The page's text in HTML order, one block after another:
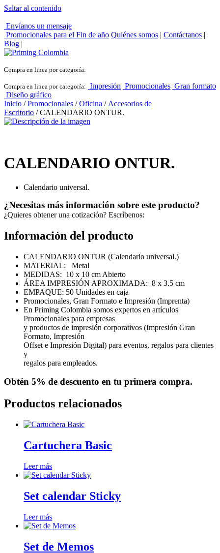
Saltar al contenido
Envíanos un mensaje
Promocionales para el Fin de año Quiénes somos | Contáctanos |
Blog |
Compra en linea por categoría:
Compra en linea por categoría: Impresión Promocionales Gran formato
Diseño gráfico
Inicio /Promocionales /Oficina / Accesorios de
Escritorio / CALENDARIO ONTUR.
CALENDARIO ONTUR.
Calendario universal.
¿Necesitas más información sobre este producto?
¿Quieres obtener una cotización? Escríbenos:
Información del producto
CALENDARIO ONTUR (Calendario universal.)
MATERIAL: Metal
MEDIDAS: 10 x 10 cm Abierto
ÁREA IMPRESIÓN APROXIMADA: 8 x 3.5 cm
EMPAQUE: 50 Unidades en caja
Promocionales, Gran Formato e Impresión (Imprenta)
En Priming Colombia somos expertos en artículos
Promocionales para empresas
y productos de impresión corporativos (Impresión Gran
Formato, Impresión
Offset e Impresión Digital) para eventos, regalos para clientes
y
regalos para empleados.
Obtén 5% de descuento en tu primera compra.
Productos relacionados
Cartuchera Basic
Leer más
Set calendar Sticky
Leer más
Set de Memos